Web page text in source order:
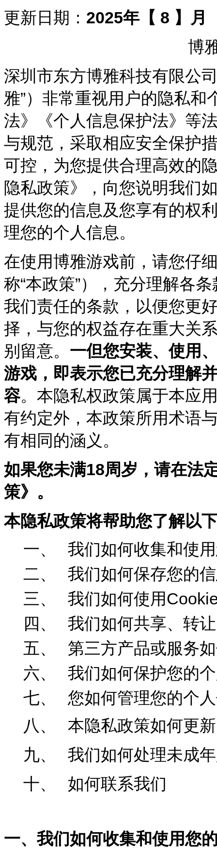
更新日期： 2025年【 8 】月
博
深圳市东方博雅科技有限公
雅”）非常重视用户的隐私
法》《个人信息保护法》等
与规范，采取相应安全保护
可控，为您提供合理高效的
隐私政策》，向您说明我们
提供您的信息及您享有的权
理您的个人信息。
在使用博雅游戏前，请您仔
称“本政策”），充分理解各
我们责任的条款，以便您更
择，与您的权益存在重大关
别留意。 一但您安装、使用
游戏，即表示您已充分理解
容。本隐私权政策属于本应
有约定外，本政策所用术语
有相同的涵义。
如果您未满18周岁，请在法
策》。
本隐私政策将帮助您了解以
一、
我们如何收集和使
二、
我们如何保存您的
三、
我们如何使用
四、
我们如何共享、转
五、
第三方产品或服务
六、
我们如何保护您的
七、
您如何管理您的个
八、
本隐私政策如何更新
九、
我们如何处理未成
十、
如何联系我们
一、 我们如何收集和使用您